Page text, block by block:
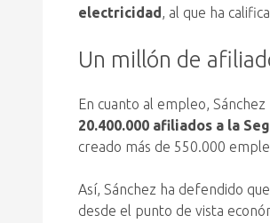
electricidad, al que ha
Un millón de
En cuanto al empleo,
20.400.000 afiliados a la
creado más de 550.000
Así, Sánchez ha defendido que
desde el punto de vista